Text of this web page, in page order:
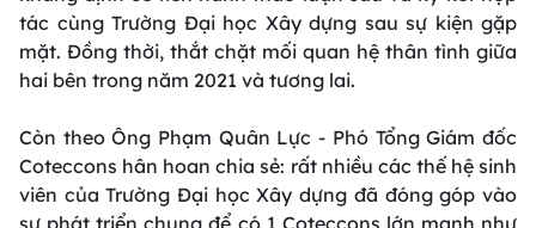
tác cùng Trường Đại học Xây dựng sau sự kiện gặp
mặt. Đồng thời, thắt chặt mối quan hệ thân tình giữa
hai bên trong năm 2021 và tương lai.
Còn theo Ông Phạm Quân Lực - Phó Tổng Giám đốc
Coteccons hân hoan chia sẻ: rất nhiều các thế hệ sinh
viên của Trường Đại học Xây dựng đã đóng góp vào
sự phát triển chung để có 1 Coteccons lớn mạnh như